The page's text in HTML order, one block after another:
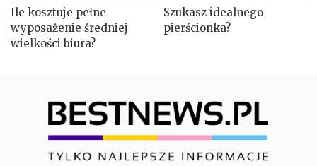
Ile kosztuje pełne
wyposażenie średniej
wielkości biura?
Szukasz idealnego
pierścionka?